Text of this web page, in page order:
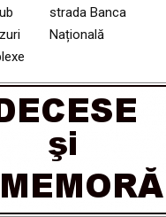
strada Banca
Națională